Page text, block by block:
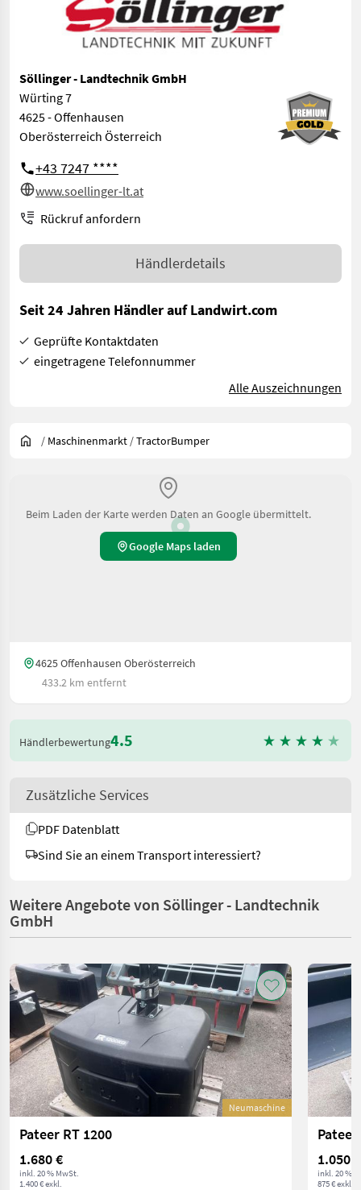
Söllinger - Landtechnik GmbH
Würting 7
4625 - Offenhausen
Oberösterreich Österreich
+43 7247 ****
www.soellinger-lt.at
Rückruf anfordern
Händlerdetails
Seit 24 Jahren Händler auf Landwirt.com
Geprüfte Kontaktdaten
eingetragene Telefonnummer
Alle Auszeichnungen
/ Maschinenmarkt /TractorBumper
Beim Laden der Karte werden Daten an Google übermittelt.
Google Maps laden
4625 Offenhausen Oberösterreich
433.2 km entfernt
Händlerbewertung4.5
Zusätzliche Services
PDF Datenblatt
Sind Sie an einem Transport interessiert?
Weitere Angebote von Söllinger - Landtechnik
GmbH
Neumaschine
Pateer RT 1200
1.680 €
inkl. 20 % MwSt.
1.400 € exkl.
Pateer
1.050 €
inkl. 20 %
875 € exkl.